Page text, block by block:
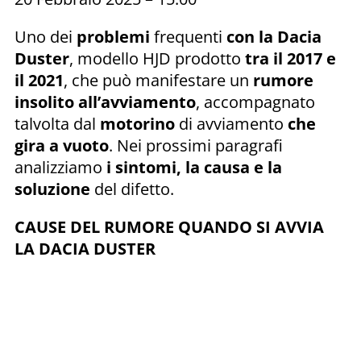
Uno dei problemi frequenti con la Dacia
Duster, modello HJD prodotto tra il 2017 e
il 2021, che può manifestare un rumore
insolito all’avviamento, accompagnato
talvolta dal motorino di avviamento che
gira a vuoto. Nei prossimi paragrafi
analizziamo i sintomi, la causa e la
soluzione del difetto.
CAUSE DEL RUMORE QUANDO SI AVVIA
LA DACIA DUSTER